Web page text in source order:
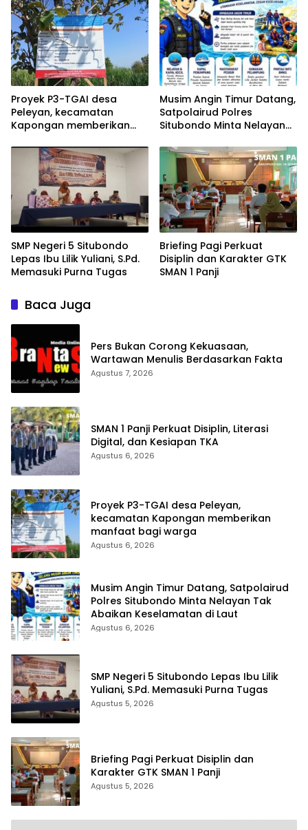
Proyek P3-TGAI desa
Peleyan, kecamatan
Kapongan memberikan
Musim Angin Timur Datang,
Satpolairud Polres
Situbondo Minta Nelayan
di Laut
SMP Negeri 5 Situbondo
Lepas Ibu Lilik Yuliani, S.Pd.
Memasuki Purna Tugas
Briefing Pagi Perkuat
Disiplin dan Karakter GTK
SMAN 1 Panji
Baca Juga
Pers Bukan Corong Kekuasaan,
Wartawan Menulis Berdasarkan Fakta
Agustus 7, 2026
SMAN 1 Panji Perkuat Disiplin, Literasi
Digital, dan Kesiapan TKA
Agustus 6, 2026
Proyek P3-TGAI desa Peleyan,
kecamatan Kapongan memberikan
manfaat bagi warga
Agustus 6, 2026
Musim Angin Timur Datang, Satpolairud
Polres Situbondo Minta Nelayan Tak
Abaikan Keselamatan di Laut
Agustus 6, 2026
SMP Negeri 5 Situbondo Lepas Ibu Lilik
Yuliani, S.Pd. Memasuki Purna Tugas
Agustus 5, 2026
Briefing Pagi Perkuat Disiplin dan
Karakter GTK SMAN 1 Panji
Agustus 5, 2026